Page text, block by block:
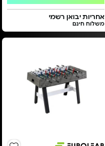
אחריות יבואן רשמי
משלוח חינם